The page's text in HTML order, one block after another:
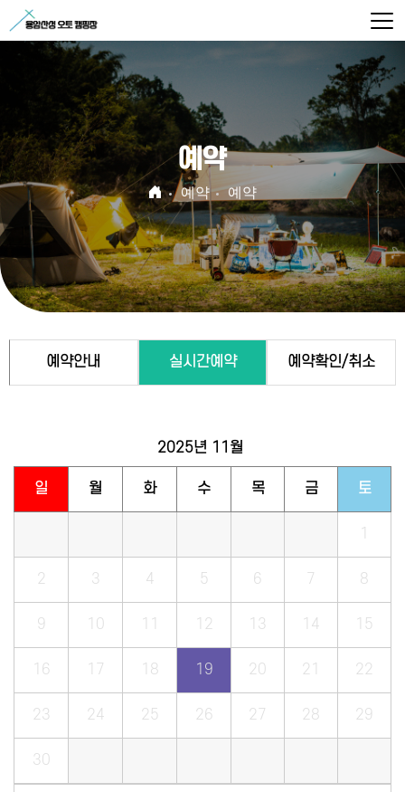
예약
예약 예약
예약안내 실시간예약 예약확인/취소
2025년 11월
일 월 화 수 목 금 토
1
2 3 4 5 6 7 8
9 10 11 12 13 14 15
16 17 18 19 20 21 22
23 24 25 26 27 28 29
30